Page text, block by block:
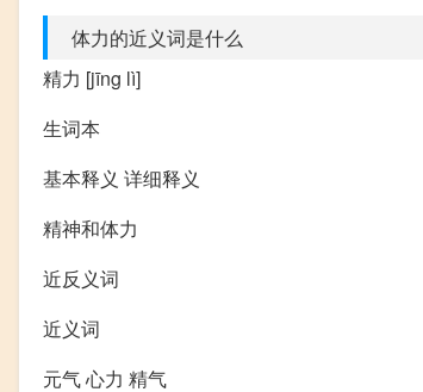
体力的近义词是什么
精力 [jīng lì]
生词本
基本释义 详细释义
精神和体力
近反义词
近义词
元气 心力 精气